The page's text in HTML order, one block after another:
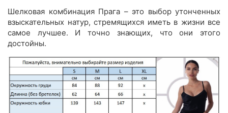
Шелковая комбинация Прага – это выбор утонченных
взыскательных натур, стремящихся иметь в жизни все
самое лучшее. И точно знающих, что они этого
достойны.